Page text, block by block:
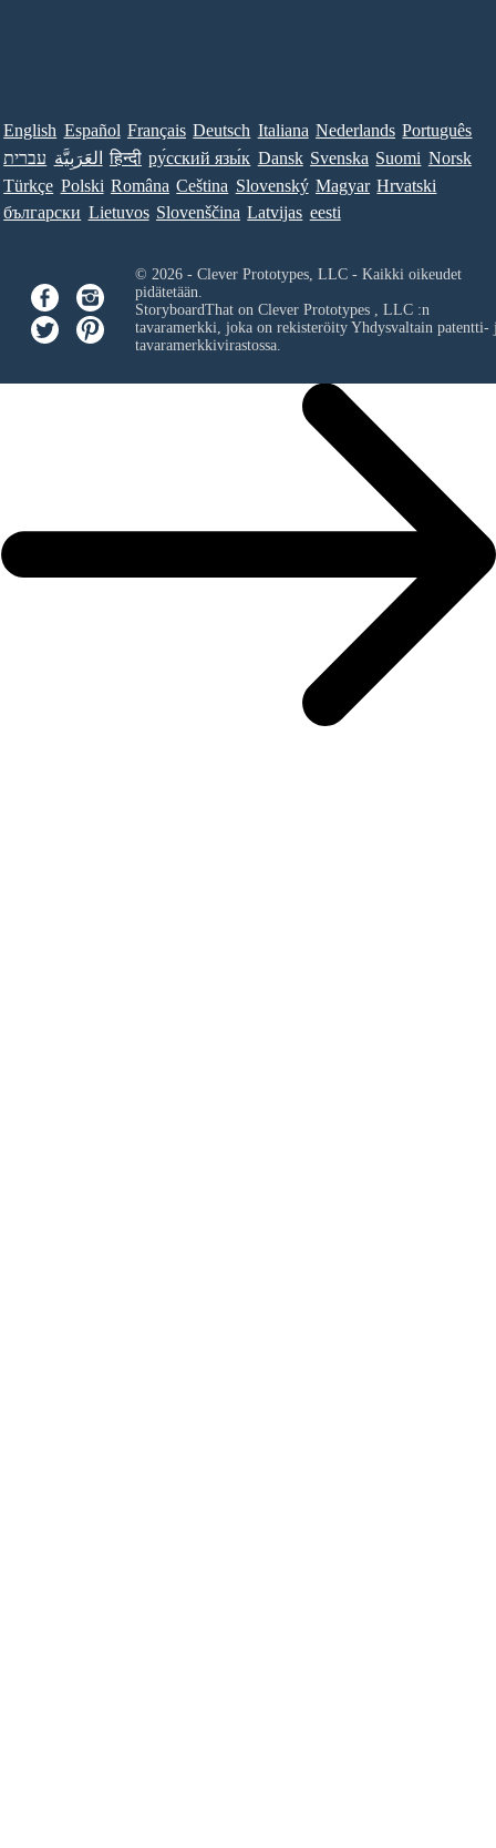
English Español Français Deutsch Italiana Nederlands Português
עברית العَرَبِيَّة हिन्दी ру́сский язы́к Dansk Svenska Suomi Norsk
Türkçe Polski Româna Ceština Slovenský Magyar Hrvatski
български Lietuvos Slovenščina Latvijas eesti
© 2026 - Clever Prototypes, LLC - Kaikki oikeudet
pidätetään.
StoryboardThat on Clever Prototypes , LLC:n
tavaramerkki, joka on rekisteröity Yhdysvaltain patentti-
tavaramerkkivirastossa.